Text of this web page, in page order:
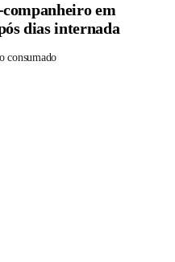
em
dias internada
consumado